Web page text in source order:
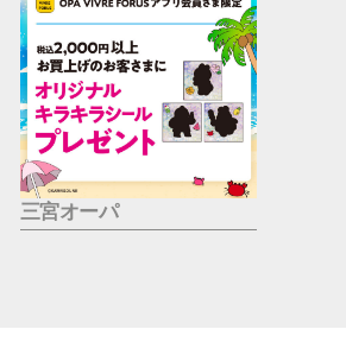
三宮オーパ